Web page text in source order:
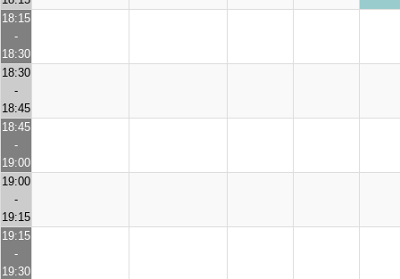
18:15
-
18:30
18:30
-
18:45
18:45
-
19:00
19:00
-
19:15
19:15
-
19:30